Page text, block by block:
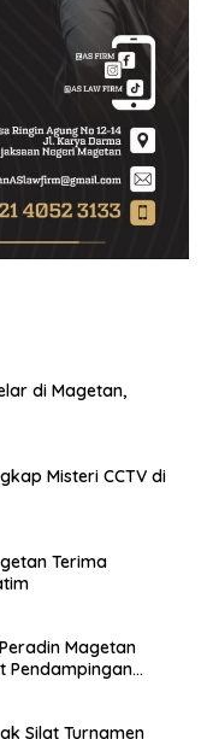
di Magetan,
Misteri CCTV di
Terima
Magetan
Pendampingan
Silat Turnamen